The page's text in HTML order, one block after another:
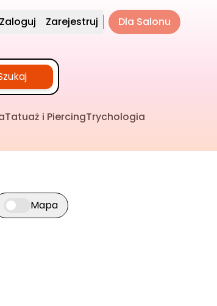
Zaloguj Zarejestruj Dla Salonu
Tatuaż i PiercingTrychologia
Przełącz widok mapy
Mapa